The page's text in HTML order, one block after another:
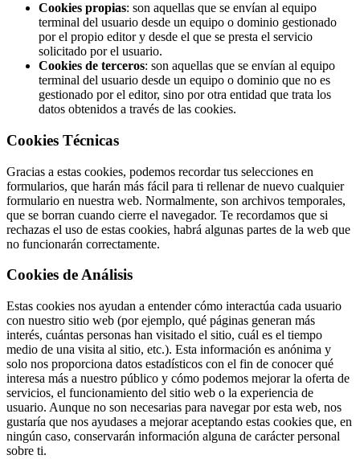
Cookies propias: son aquellas que se envían al equipo
terminal del usuario desde un equipo o dominio gestionado
por el propio editor y desde el que se presta el servicio
solicitado por el usuario.
Cookies de terceros: son aquellas que se envían al equipo
terminal del usuario desde un equipo o dominio que no es
gestionado por el editor, sino por otra entidad que trata los
datos obtenidos a través de las cookies.
Cookies Técnicas
Gracias a estas cookies, podemos recordar tus selecciones en
formularios, que harán más fácil para ti rellenar de nuevo cualquier
formulario en nuestra web. Normalmente, son archivos temporales,
que se borran cuando cierre el navegador. Te recordamos que si
rechazas el uso de estas cookies, habrá algunas partes de la web que
no funcionarán correctamente.
Cookies de Análisis
Estas cookies nos ayudan a entender cómo interactúa cada usuario
con nuestro sitio web (por ejemplo, qué páginas generan más
interés, cuántas personas han visitado el sitio, cuál es el tiempo
medio de una visita al sitio, etc.). Esta información es anónima y
solo nos proporciona datos estadísticos con el fin de conocer qué
interesa más a nuestro público y cómo podemos mejorar la oferta de
servicios, el funcionamiento del sitio web o la experiencia de
usuario. Aunque no son necesarias para navegar por esta web, nos
gustaría que nos ayudases a mejorar aceptando estas cookies que, en
ningún caso, conservarán información alguna de carácter personal
sobre ti.